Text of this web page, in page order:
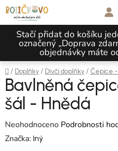
Přejít na obsah
Stačí přidat do košíku
označený „Doprava
objednávky máte
Domů
/ Doplňky / Dívčí doplňky / Čepice
Bavlněná
šál - Hnědá
Průměrné hodnocení produktu
Neohodnoceno Podrobnosti
Značka: Iný